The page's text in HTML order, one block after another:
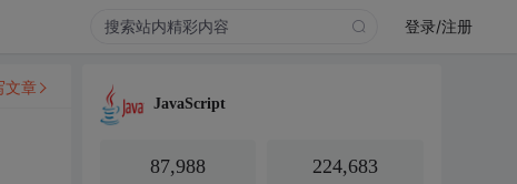
登录/注册
文章
JavaScript
87,988 224,683